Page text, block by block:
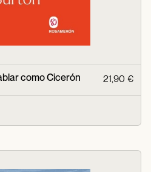
como Cicerón 21,90 €